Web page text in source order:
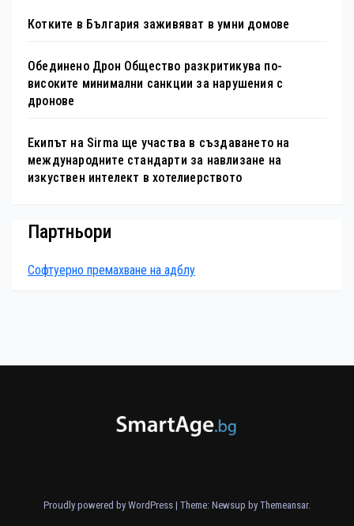
Котките в България заживяват в умни домове
Обединено Дрон Общество разкритикува по-
високите минимални санкции за нарушения с
дронове
Екипът на Sirma ще участва в създаването на
международните стандарти за навлизане на
изкуствен интелект в хотелиерството
Партньори
Софтуерно премахване на адблу
Proudly powered by WordPress | Theme: Newsup by Themeansar.